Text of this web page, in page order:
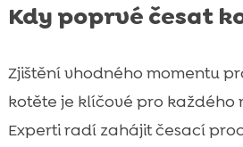
Kdy poprvé česat
Zjištění vhodného momentu
kotěte je klíčové pro každého
Experti radí zahájit česací